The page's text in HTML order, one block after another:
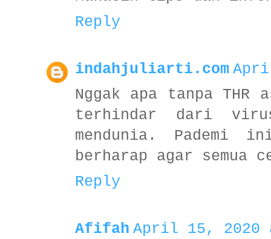
Reply
indahjuliarti.com
Nggak apa tanpa
terhindar dari
mendunia. Pademi
berharap agar semua
Reply
Afifah April 15, 2020